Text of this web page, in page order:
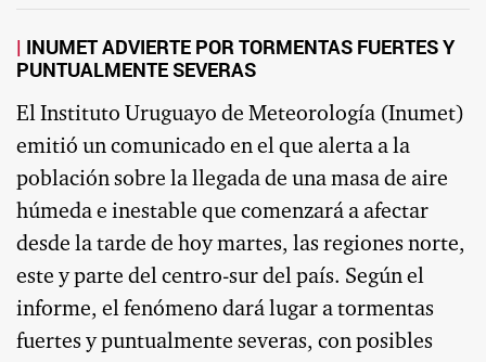
INUMET ADVIERTE POR TORMENTAS FUERTES Y
PUNTUALMENTE SEVERAS
El Instituto Uruguayo de Meteorología (Inumet)
emitió un comunicado en el que alerta a la
población sobre la llegada de una masa de aire
húmeda e inestable que comenzará a afectar
desde la tarde de hoy martes, las regiones norte,
este y parte del centro-sur del país. Según el
informe, el fenómeno dará lugar a tormentas
fuertes y puntualmente severas, con posibles